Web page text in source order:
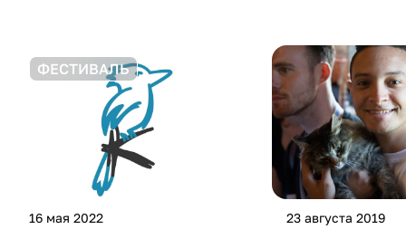
ФЕСТИВАЛЬ
16 мая 2022 23 августа 2019